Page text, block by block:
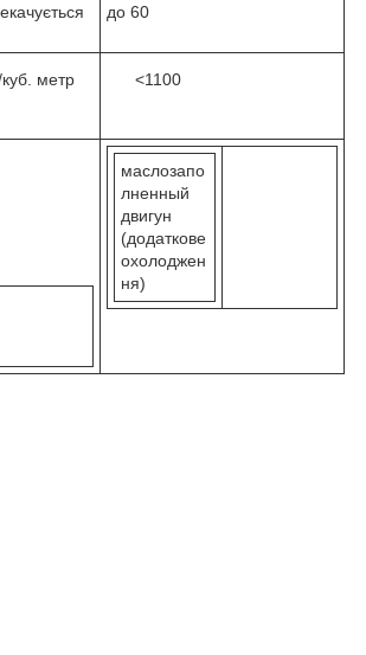
до 60
куб. метр <1100
маслозапо
лненный
двигун
(додаткове
охолоджен
ня)